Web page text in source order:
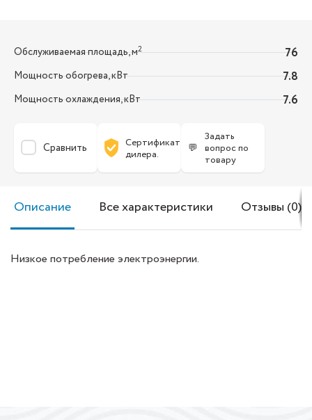
Обслуживаемая площадь, м2 76
Мощность обогрева, кВт 7.8
Мощность охлаждения, кВт 7.6
Сравнить
Сертификат
дилера.
💬
Задать
вопрос по
товару
Описание Все характеристики Отзывы (0)
Низкое потребление электроэнергии.